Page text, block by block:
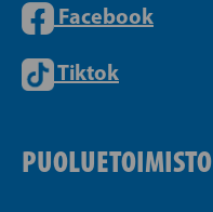
Facebook
Tiktok
PUOLUETOIMISTO